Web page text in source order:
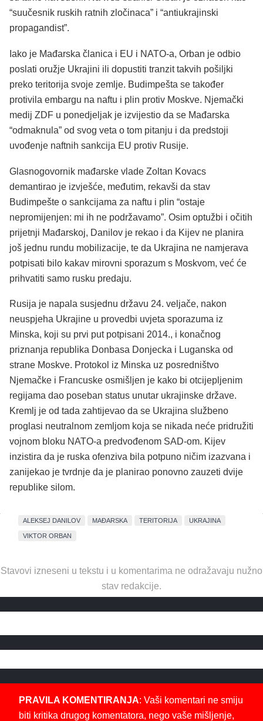
“suučesnik ruskih ratnih zločinaca” i “antiukrajinski
propagandist”.
Iako je Mađarska članica i EU i NATO-a, Orban je odbio
poslati oružje Ukrajini ili dopustiti tranzit takvih pošiljki
preko teritorija svoje zemlje. Budimpešta se također
protivila embargu na naftu i plin protiv Moskve. Njemački
medij ZDF u ponedjeljak je izvijestio da se Mađarska
“odmaknula” od svog veta o tom pitanju i da predstoji
uvođenje naftnih sankcija EU protiv Rusije.
Glasnogovornik mađarske vlade Zoltan Kovacs
demantirao je izvješće, međutim, rekavši da stav
Budimpešte o sankcijama za naftu i plin “ostaje
nepromijenjen: mi ih ne podržavamo”. Osim optužbi i očitih
prijetnji Mađarskoj, Danilov je rekao i da Kijev ne planira
još jednu rundu mobilizacije, te da Ukrajina ne namjerava
potpisati bilo kakav mirovni sporazum s Moskvom, već će
prihvatiti samo rusku predaju.
Rusija je napala susjednu državu 24. veljače, nakon
neuspjeha Ukrajine u provedbi uvjeta sporazuma iz
Minska, koji su prvi put potpisani 2014., i konačnog
priznanja republika Donbasa Donjecka i Luganska od
strane Moskve. Protokol iz Minska uz posredništvo
Njemačke i Francuske osmišljen je kako bi otcijepljenim
regijama dao poseban status unutar ukrajinske države.
Kremlj je od tada zahtijevao da se Ukrajina službeno
proglasi neutralnom zemljom koja se nikada neće pridružiti
vojnom bloku NATO-a predvođenom SAD-om. Kijev
inzistira da je ruska ofenziva bila potpuno ničim izazvana i
zanijekao je tvrdnje da je planirao ponovno zauzeti dvije
republike silom.
ALEKSEJ DANILOV MAĐARSKA TERITORIJA UKRAJINA
VIKTOR ORBAN
Stavovi izneseni u tekstu i u komentarima ne odražavaju nužno
stav redakcije.
PRAVILA KOMENTIRANJA: Vaši komentari ne smiju
biti kritika drugog komentatora, nego vaše mišljenje,